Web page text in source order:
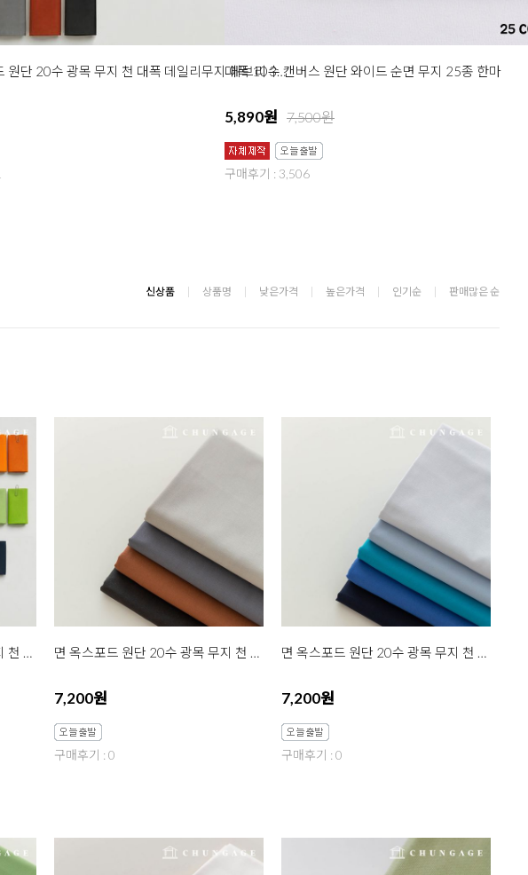
면 옥스포드 원단 20수 광목 무지 천 대폭 데일리무지 에브리 30종 한마
대폭 10수 캔버스 원단 와이드 순면 무지 25종 한마
5,890원 7,500원
구매후기 : 3,506
신상품 상품명 낮은가격 높은가격 인기순 판매많은 순
면 옥스포드 원단 20수 광목 무지 천 대폭 데일리무지 에브리 30종 한마 면 옥스포드 원단 20수 광목 무지 천 대폭 데일리무지 에브리 그레이 4종 한마
7,200원
구매후기 : 0
면 옥스포드 원단 20수 광목 무지 천 대폭 데일리무지 에브리 블루 5종 한마
7,200원
구매후기 : 0